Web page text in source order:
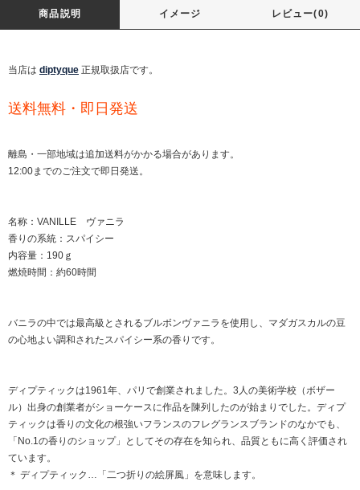
商品説明 イメージ レビュー(0)
当店は diptyque 正規取扱店です。
送料無料・即日発送
離島・一部地域は追加送料がかかる場合があります。
12:00までのご注文で即日発送。
名称：VANILLE ヴァニラ
香りの系統：スパイシー
内容量：190ｇ
燃焼時間：約60時間
バニラの中では最高級とされるブルボンヴァニラを使用し、マダガスカルの豆
の心地よい調和されたスパイシー系の香りです。
ディプティックは1961年、パリで創業されました。3人の美術学校（ボザー
ル）出身の創業者がショーケースに作品を陳列したのが始まりでした。ディプ
ティックは香りの文化の根強いフランスのフレグランスブランドのなかでも、
「No.1の香りのショップ」としてその存在を知られ、品質ともに高く評価され
ています。
＊ ディプティック…「二つ折りの絵屏風」を意味します。